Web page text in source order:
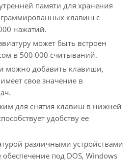
памяти для хранения
клавиш с
нажатий.
может быть встроен
в 500 000 считываний.
можно добавить клавиши,
свое значение в
для снятия клавиш в нижней
удобству ее
различными устройствами
под DOS, Windows